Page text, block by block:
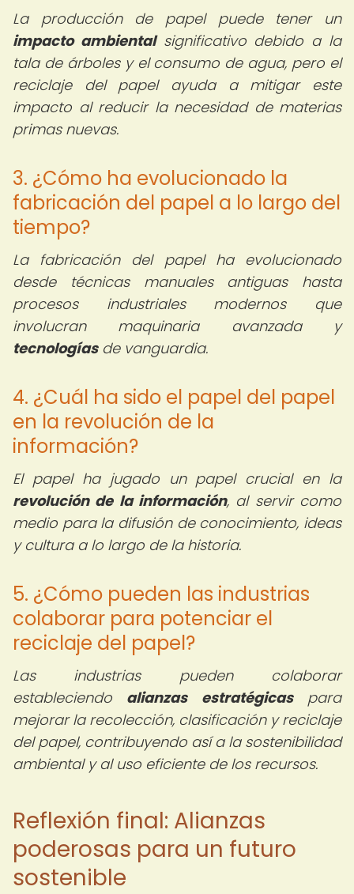
La producción de papel puede tener un
impacto ambientalsignificativo debido a la
tala de árboles y el consumo de agua, pero el
reciclaje del papel ayuda a mitigar este
impacto al reducir la necesidad de materias
primas nuevas.
3. ¿Cómo ha evolucionado la
fabricación del papel a lo largo del
tiempo?
La fabricación del papel ha evolucionado
desde técnicas manuales antiguas hasta
procesos industriales modernos que
involucran maquinaria avanzada y
tecnologíasde vanguardia.
4. ¿Cuál ha sido el papel del papel
en la revolución de la
información?
El papel ha jugado un papel crucial en la
revolución de la información, al servir como
medio para la difusión de conocimiento, ideas
y cultura a lo largo de la historia.
5. ¿Cómo pueden las industrias
colaborar para potenciar el
reciclaje del papel?
Las industrias pueden colaborar
estableciendo alianzas estratégicaspara
mejorar la recolección, clasificación y reciclaje
del papel, contribuyendo así a la sostenibilidad
ambiental y al uso eficiente de los recursos.
Reflexión final: Alianzas
poderosas para un futuro
sostenible